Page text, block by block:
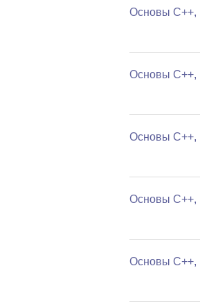
Основы C++,
Основы C++,
Основы C++,
Основы C++,
Основы C++,